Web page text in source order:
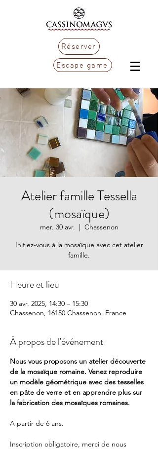
Réserver
Escape game
Atelier famille Tessella
(mosaïque)
mer. 30 avr.
  |
Chassenon
Initiez-vous à la mosaïque avec cet atelier
famille.
Heure et lieu
30 avr. 2025, 14:30 – 15:30
Chassenon, 16150 Chassenon, France
À propos de l'événement
Nous vous proposons un atelier découverte
de la mosaïque romaine. Venez reproduire
un modèle géométrique avec des tesselles
en pâte de verre et en apprendre plus sur
la fabrication des mosaïques romaines.
A partir de 6 ans.
Inscription obligatoire, merci de nous